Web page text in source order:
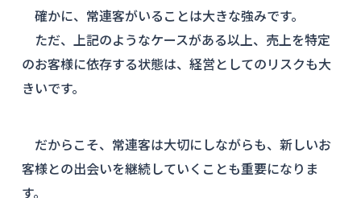
確かに、常連客がいることは大きな強みです。
ただ、上記のようなケースがある以上、売上を特定
のお客様に依存する状態は、経営としてのリスクも大
きいです。
だからこそ、常連客は大切にしながらも、新しいお
客様との出会いを継続していくことも重要になりま
す。